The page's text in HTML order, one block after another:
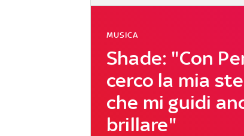
Shade: "Con
cerco la mia
che mi guidi
brillare"
MUSICA